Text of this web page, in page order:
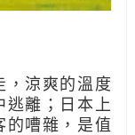
，涼爽的溫度
逃離；日本上
的嘈雜，是值